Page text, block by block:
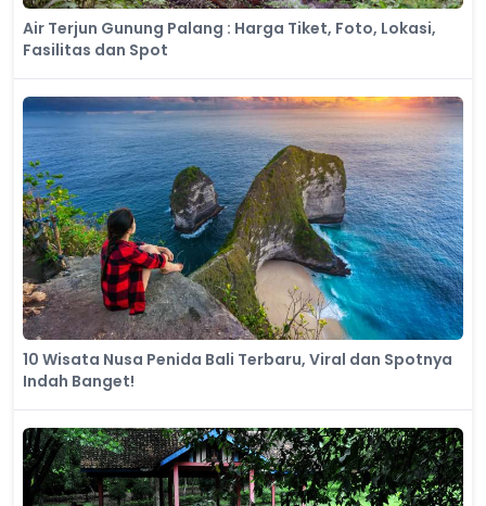
Air Terjun Gunung Palang : Harga Tiket, Foto, Lokasi,
Fasilitas dan Spot
10 Wisata Nusa Penida Bali Terbaru, Viral dan Spotnya
Indah Banget!